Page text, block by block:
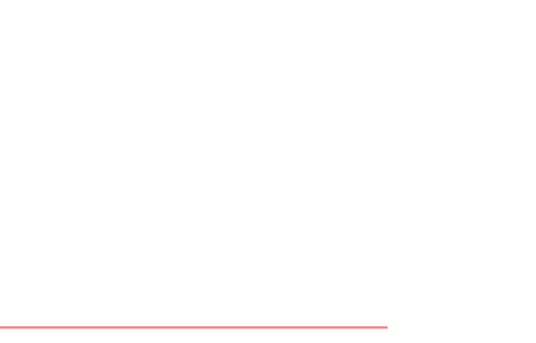
てもらえ、1日に数回、搾乳はお休みしミルクを飲ませる事に。